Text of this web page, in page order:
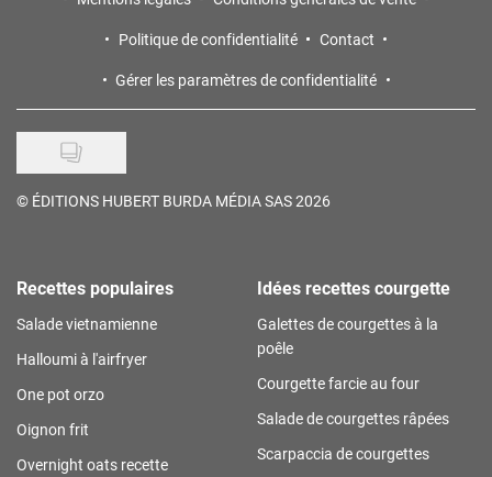
Politique de confidentialité
Contact
Gérer les paramètres de confidentialité
© ÉDITIONS HUBERT BURDA MÉDIA SAS 2026
Recettes populaires
Salade vietnamienne
Halloumi à l'airfryer
One pot orzo
Oignon frit
Overnight oats recette
Idées recettes courgette
Galettes de courgettes à la
poêle
Courgette farcie au four
Salade de courgettes râpées
Scarpaccia de courgettes